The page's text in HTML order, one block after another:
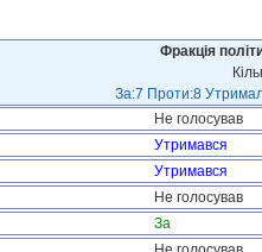
Фракція
За:7 Проти:8
Не голосував
Утримався
Утримався
Не голосував
За